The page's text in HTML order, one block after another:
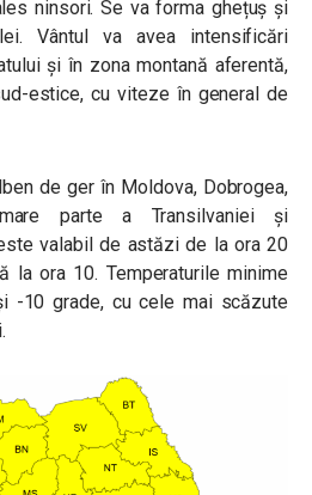
ninsori. Se va forma ghețuș și
Vântul va avea intensificări
și în zona montană aferentă,
estice, cu viteze în general de
de ger în Moldova, Dobrogea,
parte a Transilvaniei și
valabil de astăzi de la ora 20
la ora 10. Temperaturile minime
-10 grade, cu cele mai scăzute